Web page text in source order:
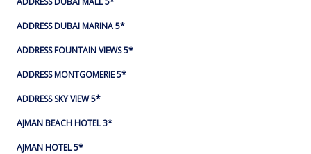
ADDRESS DUBAI MARINA 5*
ADDRESS FOUNTAIN VIEWS 5*
ADDRESS MONTGOMERIE 5*
ADDRESS SKY VIEW 5*
AJMAN BEACH HOTEL 3*
AJMAN HOTEL 5*